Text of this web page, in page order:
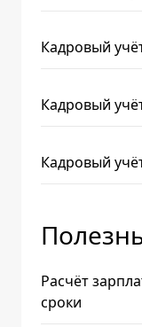
Кадровый
Кадровый
Кадровый
Расчёт
сроки